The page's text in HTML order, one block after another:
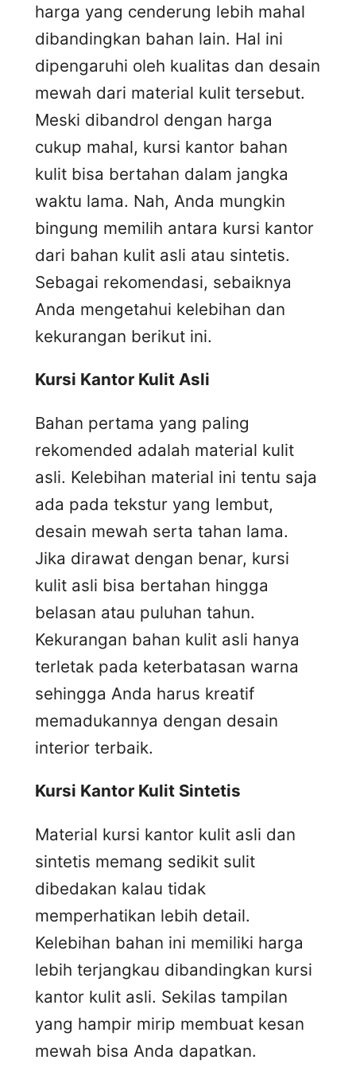
harga yang cenderung lebih mahal
dibandingkan bahan lain. Hal ini
dipengaruhi oleh kualitas dan desain
mewah dari material kulit tersebut.
Meski dibandrol dengan harga
cukup mahal, kursi kantor bahan
kulit bisa bertahan dalam jangka
waktu lama. Nah, Anda mungkin
bingung memilih antara kursi kantor
dari bahan kulit asli atau sintetis.
Sebagai rekomendasi, sebaiknya
Anda mengetahui kelebihan dan
kekurangan berikut ini.
Kursi Kantor Kulit Asli
Bahan pertama yang paling
rekomended adalah material kulit
asli. Kelebihan material ini tentu saja
ada pada tekstur yang lembut,
desain mewah serta tahan lama.
Jika dirawat dengan benar, kursi
kulit asli bisa bertahan hingga
belasan atau puluhan tahun.
Kekurangan bahan kulit asli hanya
terletak pada keterbatasan warna
sehingga Anda harus kreatif
memadukannya dengan desain
interior terbaik.
Kursi Kantor Kulit Sintetis
Material kursi kantor kulit asli dan
sintetis memang sedikit sulit
dibedakan kalau tidak
memperhatikan lebih detail.
Kelebihan bahan ini memiliki harga
lebih terjangkau dibandingkan kursi
kantor kulit asli. Sekilas tampilan
yang hampir mirip membuat kesan
mewah bisa Anda dapatkan.